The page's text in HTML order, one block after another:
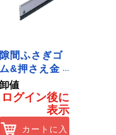
隙間ふさぎゴ
ム&押さえ金
物 72909
卸値
ログイン後に
表示
カートに入